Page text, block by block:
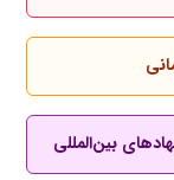
بین‌المللی